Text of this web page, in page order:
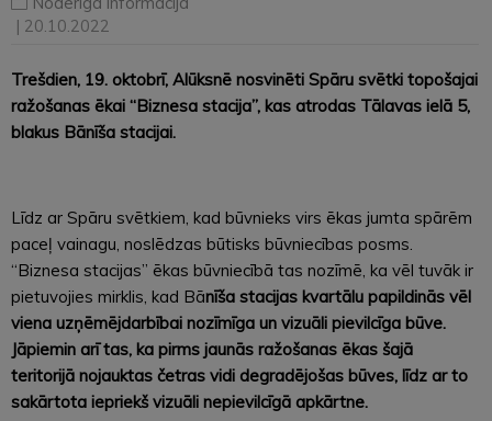
| 20.10.2022
Trešdien, 19. oktobrī, Alūksnē nosvinēti Spāru svētki topošajai
ražošanas ēkai “Biznesa stacija”, kas atrodas Tālavas ielā 5,
blakus Bānīša stacijai.
Līdz ar Spāru svētkiem, kad būvnieks virs ēkas jumta spārēm
paceļ vainagu, noslēdzas būtisks būvniecības posms.
“Biznesa stacijas” ēkas būvniecībā tas nozīmē, ka vēl tuvāk ir
pietuvojies mirklis, kad Bānīša stacijas kvartālu papildinās vēl
viena uzņēmējdarbībai nozīmīga un vizuāli pievilcīga būve.
Jāpiemin arī tas, ka pirms jaunās ražošanas ēkas šajā
teritorijā nojauktas četras vidi degradējošas būves, līdz ar to
sakārtota iepriekš vizuāli nepievilcīgā apkārtne.